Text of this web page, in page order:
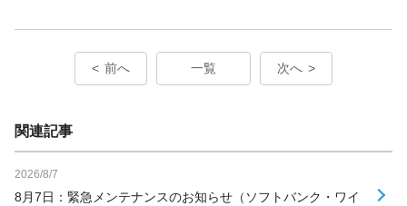
前へ 一覧 次へ
関連記事
2026/8/7
8月7日：緊急メンテナンスのお知らせ（ソフトバンク・ワイ